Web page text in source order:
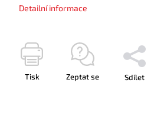
Detailní informace
Tisk Zeptat se Sdílet